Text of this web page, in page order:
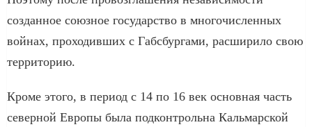
созданное союзное государство в многочисленных
войнах, проходивших с Габсбургами, расширило свою
территорию.
Кроме этого, в период с 14 по 16 век основная часть
северной Европы была подконтрольна Кальмарской